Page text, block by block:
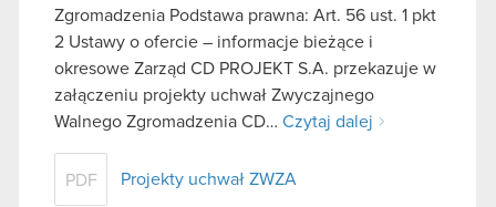
Zgromadzenia Podstawa prawna: Art. 56 ust. 1 pkt
2 Ustawy o ofercie – informacje bieżące i
okresowe Zarząd CD PROJEKT S.A. przekazuje w
załączeniu projekty uchwał Zwyczajnego
Walnego Zgromadzenia CD… Czytaj dalej
PDF Projekty uchwał ZWZA